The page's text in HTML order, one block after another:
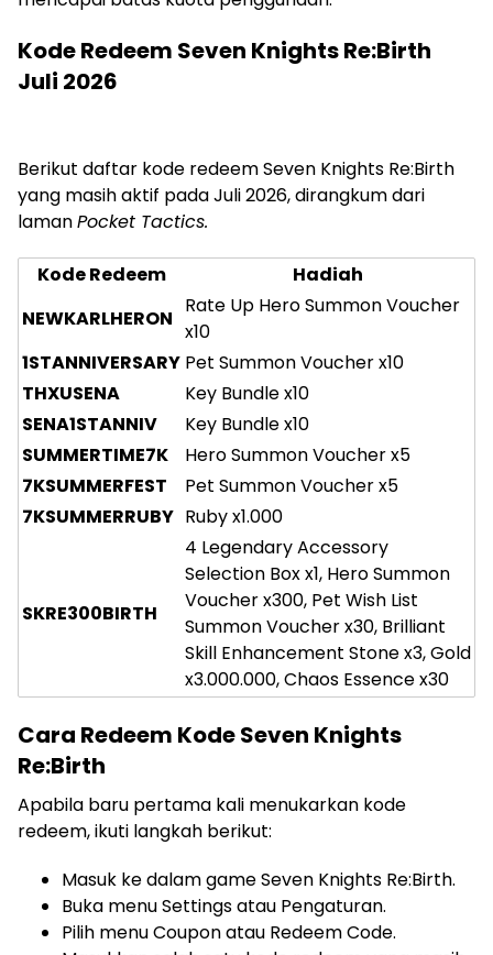
Kode Redeem Seven Knights Re:Birth
Juli 2026
Berikut daftar kode redeem Seven Knights Re:Birth
yang masih aktif pada Juli 2026, dirangkum dari
lamanPocket Tactics.
Kode Redeem
Hadiah
NEWKARLHERON
Rate Up Hero Summon Voucher
x10
1STANNIVERSARY Pet Summon Voucher x10
THXUSENA
Key Bundle x10
SENA1STANNIV
Key Bundle x10
SUMMERTIME7K
Hero Summon Voucher x5
7KSUMMERFEST
Pet Summon Voucher x5
7KSUMMERRUBY Ruby x1.000
SKRE300BIRTH
4 Legendary Accessory
Selection Box x1, Hero Summon
Voucher x300, Pet Wish List
Summon Voucher x30, Brilliant
Skill Enhancement Stone x3, Gold
x3.000.000, Chaos Essence x30
Cara Redeem Kode Seven Knights
Re:Birth
Apabila baru pertama kali menukarkan kode
redeem, ikuti langkah berikut:
Masuk ke dalam game Seven Knights Re:Birth.
Buka menu Settings atau Pengaturan.
Pilih menu Coupon atau Redeem Code.